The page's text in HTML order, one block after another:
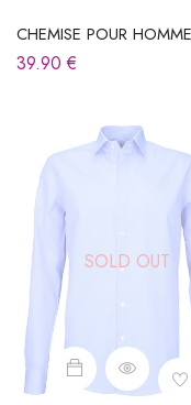
CHEMISE POUR
CIEL À RAYURES
39.90€
SOLD OUT